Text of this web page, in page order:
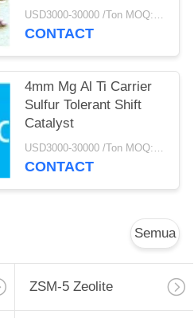
USD3000-30000 /Ton MOQ:1 KG
CONTACT
4mm Mg Al Ti Carrier
Sulfur Tolerant Shift
Catalyst
USD3000-30000 /Ton MOQ:1 KG
CONTACT
Semua
ZSM-5 Zeolite